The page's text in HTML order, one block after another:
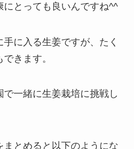
にとっても良いんですね^^
に入る生姜ですが、たく
きます。
で一緒に生姜栽培に挑戦し
まとめると以下のようにな